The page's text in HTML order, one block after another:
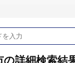
の詳細検索結